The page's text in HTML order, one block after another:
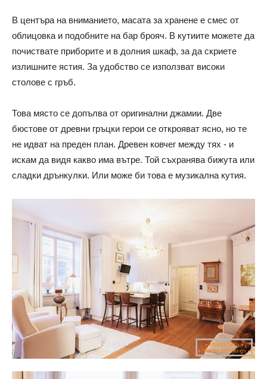
В центъра на вниманието, масата за хранене е смес от
облицовка и подобните на бар брояч. В кутиите можете да
почиствате приборите и в долния шкаф, за да скриете
излишните ястия. За удобство се използват високи
столове с гръб.
Това място се допълва от оригинални джамии. Две
бюстове от древни гръцки герои се открояват ясно, но те
не идват на преден план. Древен ковчег между тях - и
искам да видя какво има вътре. Той съхранява бижута или
сладки дрънкулки. Или може би това е музикална кутия.